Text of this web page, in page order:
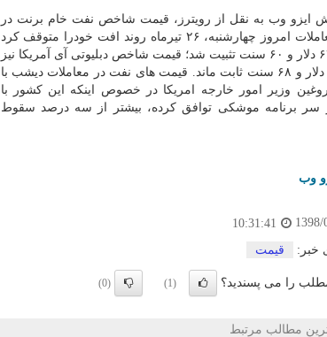
ایزو وب به نقل از رویترز، قیمت شاخص نفت خام برنت در
ادامه معاملات امروز چهارشنبه، ۲۶ تیرماه روند افت خودرا متوقف كرد
و روی ۶۴ دلار و ۶۰ سنت تثبیت شد؛ قیمت شاخص دبلیوتی آی آمریكا نیز
روی ۵۷ دلار و ۶۸ سنت ثابت ماند. قیمت های نفت در معاملات دیشب با
وزیر امور خارجه امریكا در خصوص اینكه این كشور با
سر برنامه موشكی توافق كرده، بیشتر از سه درصد سقوط
وب
1398/
10:31:41
خبر: قیمت
را می پسندید؟ (1)
(0)
ترین مطالب مرتبط